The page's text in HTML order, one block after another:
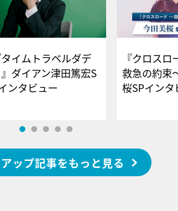
タイムトラベルダデ
ダイアン津田篤宏S
ンタビュー
『クロス
救急の約束
桜SPイ
ップ記事をもっと見る